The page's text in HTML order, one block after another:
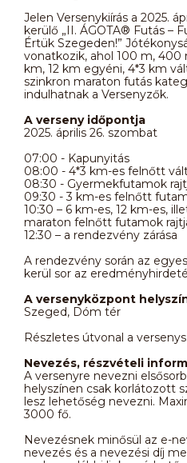
Jelen Versenykiírás a 2025.
kerülő „II. ÁGOTA® Futás –
Értük Szegeden!”
vonatkozik, ahol 100 m, 400
km, 12 km egyéni, 4*3 km
szinkron maraton futás
indulhatnak a Versenyzők.
A verseny időpontja
2025. április 26. szombat
07:00 - Kapunyitás
08:00 - 4*3 km-es felnőtt
08:30 - Gyermekfutamok
09:30 - 3 km-es felnőtt
10:30 – 6 km-es, 12 km-es,
maraton felnőtt futamok
12:30 – a rendezvény zárása
A rendezvény során az
kerül sor az
A versenyközpont
Szeged, Dóm tér
Részletes útvonal a
Nevezés, részvételi
A versenyre nevezni
helyszínen csak korlátozott
lesz lehetőség nevezni.
3000 fő.
Nevezésnek minősül az e-
nevezés és a nevezési díj